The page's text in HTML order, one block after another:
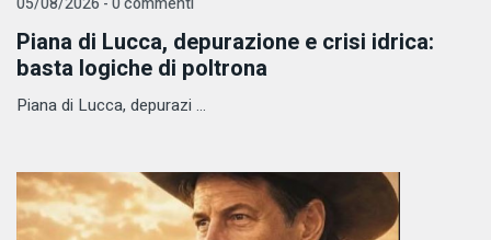
Piana di Lucca, depurazione e crisi idrica:
basta logiche di poltrona
Piana di Lucca, depurazi ...